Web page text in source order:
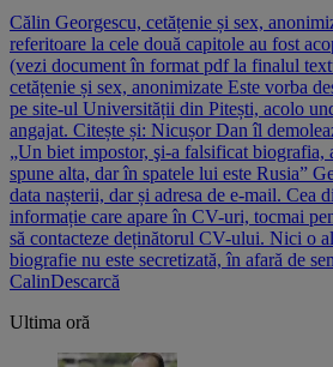
Călin Georgescu, cetățenie și sex,
referitoare la cele două capitole au fost
(vezi document în format pdf la finalul
cetățenie și sex, anonimizate Este vorba
pe site-ul Universității din Pitești, acolo
angajat. Citește și: Nicușor Dan îl
„Un biet impostor, şi-a falsificat biografia,
spune alta, dar în spatele lui este Rusia”
data nașterii, dar și adresa de e-mail. Cea
informație care apare în CV-uri, tocmai
să contacteze deținătorul CV-ului. Nici o
biografie nu este secretizată, în afară de
CalinDescarcă
Ultima oră